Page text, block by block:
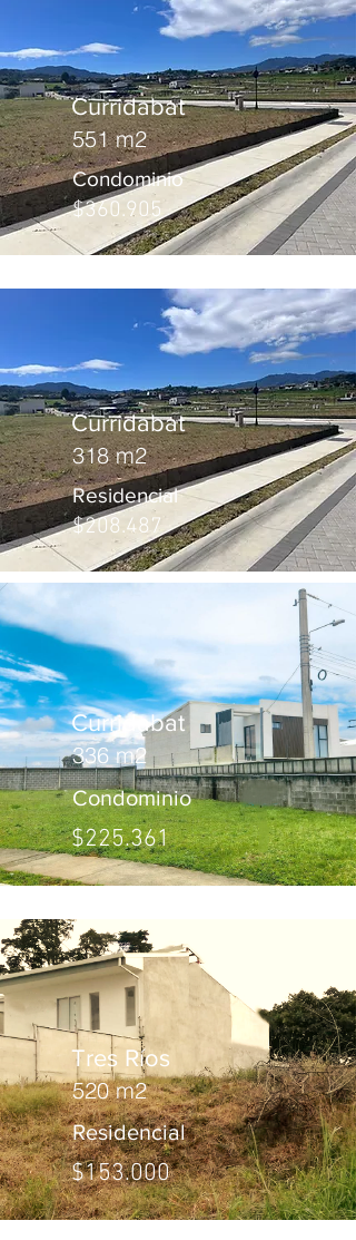
Curridabat
551 m2
Condominio
$360.905
Curridabat
318 m2
Residencial
$208.487
Curridabat
336 m2
Condominio
$225.361
Tres Ríos
520 m2
Residencial
$153.000